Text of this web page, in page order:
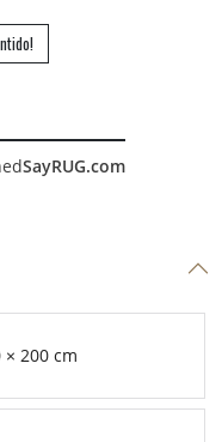
SayRUG.com
× 200 cm